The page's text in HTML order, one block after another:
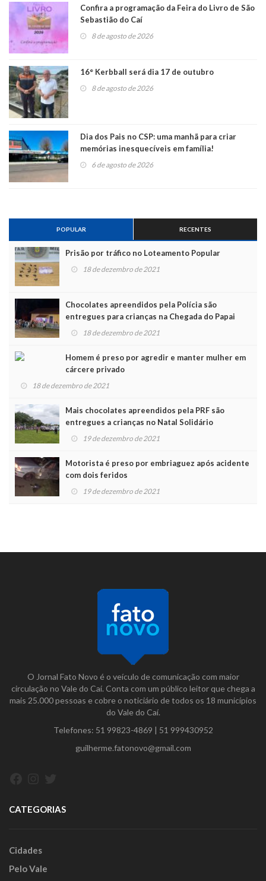
Confira a programação da Feira do Livro de São
Sebastião do Caí
8 de agosto de 2026
16° Kerbball será dia 17 de outubro
8 de agosto de 2026
Dia dos Pais no CSP: uma manhã para criar
memórias inesquecíveis em família!
6 de agosto de 2026
POPULAR RECENTES
Prisão por tráfico no Loteamento Popular
18 de dezembro de 2021
Chocolates apreendidos pela Polícia são
entregues para crianças na Chegada do Papai
Noel 18 de dezembro de 2021
Homem é preso por agredir e manter mulher em
cárcere privado
18 de dezembro de 2021
Mais chocolates apreendidos pela PRF são
entregues a crianças no Natal Solidário
19 de dezembro de 2021
Motorista é preso por embriaguez após acidente
com dois feridos
19 de dezembro de 2021
O Jornal Fato Novo é o veículo de comunicação com maior
circulação no Vale do Caí. Conta com um público leitor que chega a
mais 25.000 pessoas e cobre o noticiário de todos os 18 municípios
do Vale do Caí.
Telefones: 51 99823-4869 | 51 999430952
guilherme.fatonovo@gmail.com
CATEGORIAS
Cidades
Pelo Vale